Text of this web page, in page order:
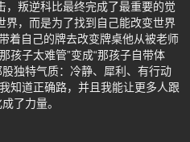
，叛逆科比最终完成了最重要的觉
界，而是为了找到自己能改变世界
着自己的牌去改变牌桌他从被老师
孩子太难管”变成“那孩子自带体
独特气质：冷静、犀利、有行动
知道正确路，并且我能让更多人跟
了力量。